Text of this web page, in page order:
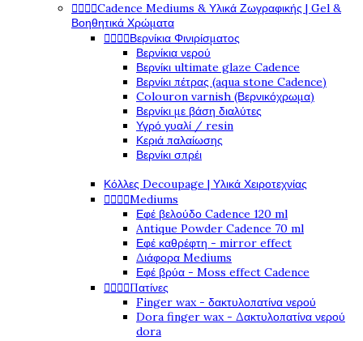
Cadence Mediums & Υλικά Ζωγραφικής | Gel &
Βοηθητικά Χρώματα
Βερνίκια Φινιρίσματος
Βερνίκια νερού
Βερνίκι ultimate glaze Cadence
Βερνίκι πέτρας (aqua stone Cadence)
Colouron varnish (Βερνικόχρωμα)
Βερνίκι με βάση διαλύτες
Υγρό γυαλί / resin
Κεριά παλαίωσης
Βερνίκι σπρέι
Κόλλες Decoupage | Υλικά Χειροτεχνίας
Mediums
Εφέ βελούδο Cadence 120 ml
Antique Powder Cadence 70 ml
Εφέ καθρέφτη - mirror effect
Διάφορα Mediums
Εφέ βρύα - Moss effect Cadence
Πατίνες
Finger wax - δακτυλοπατίνα νερού
Dora finger wax - Δακτυλοπατίνα νερού
dora